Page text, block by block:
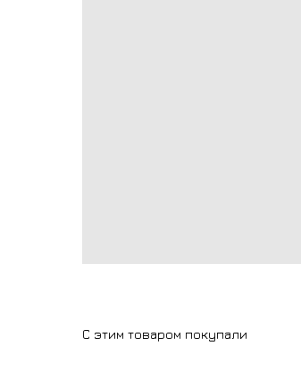
С этим товаром покупали